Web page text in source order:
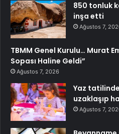
850 tonluk
inşa etti
Ağustos 7,
TBMM Genel Kurulu… Murat
Sopası Haline Geldi”
Ağustos 7, 2026
Yaz
uzaklaşıp
Ağustos 7,